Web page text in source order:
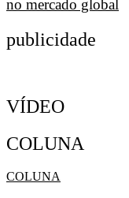
no mercado global
publicidade
VÍDEO
COLUNA
COLUNA